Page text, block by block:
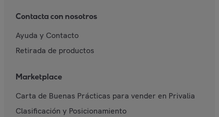
Contacta con nosotros
Ayuda y Contacto
Retirada de productos
Marketplace
Carta de Buenas Prácticas para vender en Privalia
Clasificación y Posicionamiento